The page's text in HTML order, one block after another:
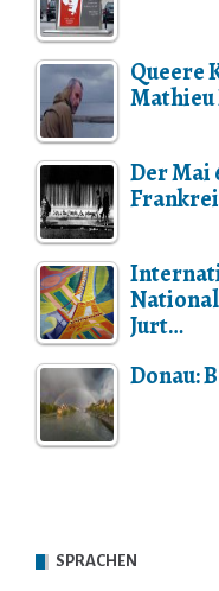
Queere
Mathieu
Der Mai
Jurt…
Donau:
SPRACHEN